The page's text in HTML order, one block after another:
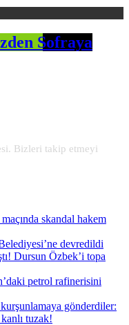
Sofraya
Bizleri takip etmeyi
skandal hakem
devredildi
Dursun Özbek’i topa
petrol rafinerisini
kurşunlamaya gönderdiler:
tuzak!